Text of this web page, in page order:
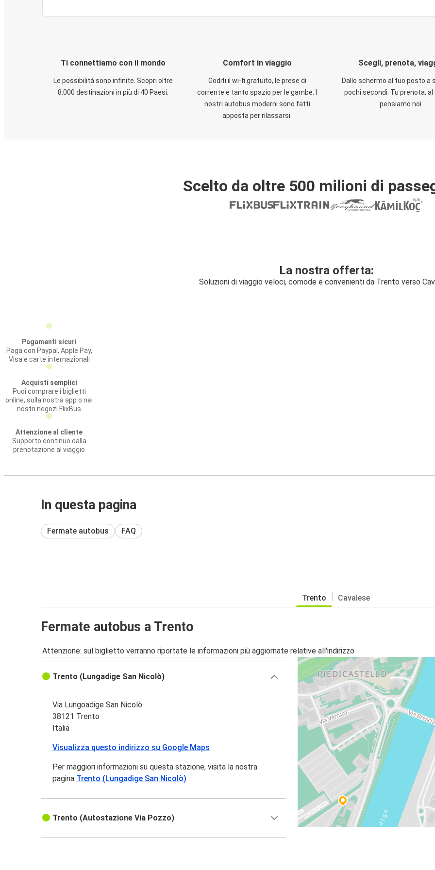
Ti connettiamo con il mondo
Le possibilità sono infinite. Scopri oltre
8.000 destinazioni in più di 40 Paesi.
Comfort in viaggio
Goditi il wi-fi gratuito, le prese di
corrente e tanto spazio per le gambe. I
nostri autobus moderni sono fatti
apposta per rilassarsi.
Scegli, prenota,
Dallo schermo al tuo posto a
pochi secondi. Tu prenota,
pensiamo noi.
Scelto da oltre 500 milioni di
La nostra offerta:
Soluzioni di viaggio veloci, comode e convenienti da Trento verso
Pagamenti sicuri
Paga con Paypal, Apple Pay,
Visa e carte internazionali
Acquisti semplici
Puoi comprare i biglietti
online, sulla nostra app o nei
nostri negozi FlixBus
Attenzione al cliente
Supporto continuo dalla
prenotazione al viaggio
In questa pagina
Fermate autobus FAQ
Trento Cavalese
Fermate autobus a Trento
Attenzione: sul biglietto verranno riportate le informazioni più aggiornate relative all'indirizzo.
Trento (Lungadige San Nicolò)
Via Lungoadige San Nicolò
38121 Trento
Italia
Visualizza questo indirizzo su Google Maps
Per maggiori informazioni su questa stazione, visita la nostra
pagina Trento (Lungadige San Nicolò)
Trento (Autostazione Via Pozzo)